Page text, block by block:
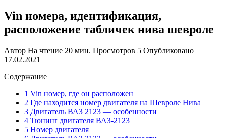
Vin номера, идентификация,
расположение табличек нива шевроле
Автор На чтение 20 мин. Просмотров 5 Опубликовано
17.02.2021
Содержание
1 Vin номер, где он расположен
2 Где находится номер двигателя на Шевроле Нива
3 Двигатель ВАЗ 2123 — особенности
4 Тюнинг двигателя ВАЗ-2123
5 Номер двигателя